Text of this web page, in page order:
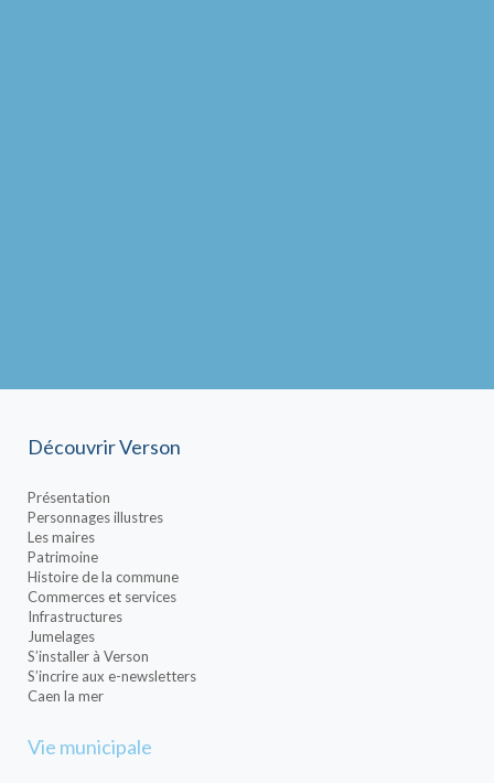
Découvrir Verson
Présentation
Personnages illustres
Les maires
Patrimoine
Histoire de la commune
Commerces et services
Infrastructures
Jumelages
S’installer à Verson
S’incrire aux e-newsletters
Caen la mer
Vie municipale